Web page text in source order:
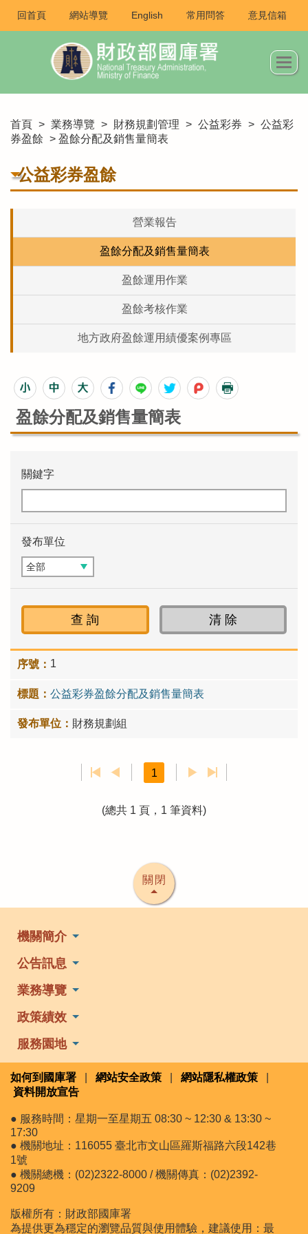
回首頁 網站導覽 English 常用問答 意見信箱
首頁 > 業務導覽 > 財務規劃管理 > 公益彩券 > 公益彩
券盈餘 > 盈餘分配及銷售量簡表
公益彩券盈餘
營業報告
盈餘分配及銷售量簡表
盈餘運用作業
盈餘考核作業
地方政府盈餘運用績優案例專區
盈餘分配及銷售量簡表
關鍵字
發布單位
1
公益彩券盈餘分配及銷售量簡表
財務規劃組
1
(總共 1 頁，1 筆資料)
關閉
機關簡介
公告訊息
業務導覽
政策績效
服務園地
如何到國庫署 網站安全政策 網站隱私權政策
資料開放宣告
● 服務時間：星期一至星期五 08:30 ~ 12:30 & 13:30 ~
17:30
● 機關地址：116055 臺北市文山區羅斯福路六段142巷
1號
● 機關總機：(02)2322-8000 / 機關傳真：(02)2392-
9209
版權所有：財政部國庫署
為提供更為穩定的瀏覽品質與使用體驗，建議使用：最